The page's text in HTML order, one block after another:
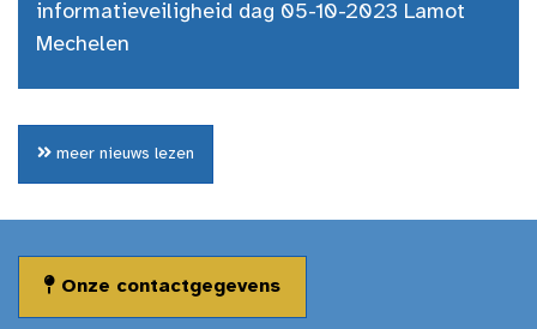
informatieveiligheid dag 05-10-2023 Lamot
Mechelen
meer nieuws lezen
Onze contactgegevens